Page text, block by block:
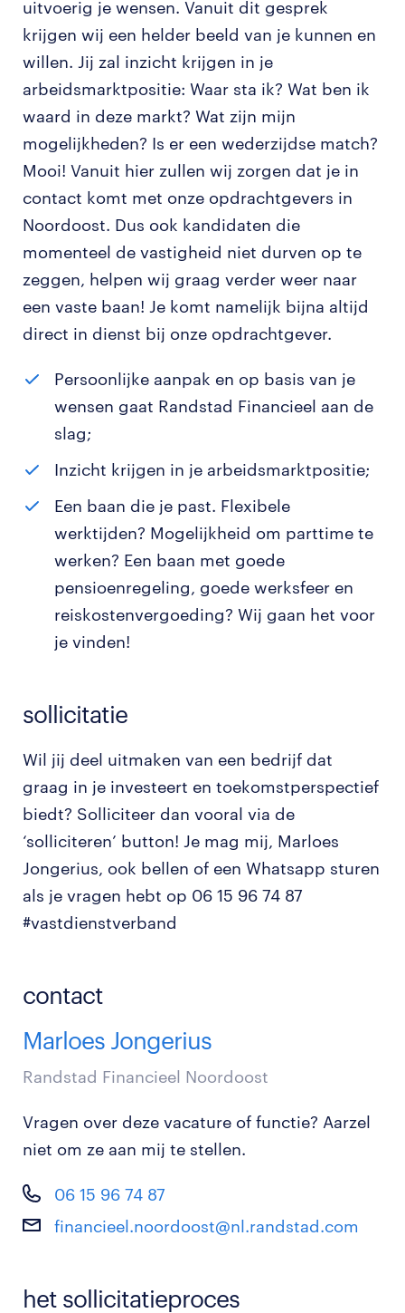
uitvoerig je wensen. Vanuit dit gesprek
krijgen wij een helder beeld van je kunnen en
willen. Jij zal inzicht krijgen in je
arbeidsmarktpositie: Waar sta ik? Wat ben ik
waard in deze markt? Wat zijn mijn
mogelijkheden? Is er een wederzijdse match?
Mooi! Vanuit hier zullen wij zorgen dat je in
contact komt met onze opdrachtgevers in
Noordoost. Dus ook kandidaten die
momenteel de vastigheid niet durven op te
zeggen, helpen wij graag verder weer naar
een vaste baan! Je komt namelijk bijna altijd
direct in dienst bij onze opdrachtgever.
Persoonlijke aanpak en op basis van je
wensen gaat Randstad Financieel aan de
slag;
Inzicht krijgen in je arbeidsmarktpositie;
Een baan die je past. Flexibele
werktijden? Mogelijkheid om parttime te
werken? Een baan met goede
pensioenregeling, goede werksfeer en
reiskostenvergoeding? Wij gaan het voor
je vinden!
sollicitatie
Wil jij deel uitmaken van een bedrijf dat
graag in je investeert en toekomstperspectief
biedt? Solliciteer dan vooral via de
‘solliciteren’ button! Je mag mij, Marloes
Jongerius, ook bellen of een Whatsapp sturen
als je vragen hebt op 06 15 96 74 87
#vastdienstverband
contact
Marloes Jongerius
Randstad Financieel Noordoost
Vragen over deze vacature of functie? Aarzel
niet om ze aan mij te stellen.
06 15 96 74 87
financieel.noordoost@nl.randstad.com
het sollicitatieproces